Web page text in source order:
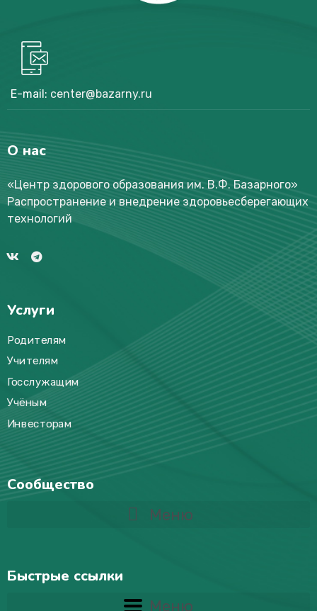
E-mail: center@bazarny.ru
О нас
«Центр здорового образования им. В.Ф. Базарного»
Распространение и внедрение здоровьесберегающих
технологий
Услуги
Родителям
Учителям
Госслужащим
Учёным
Инвесторам
Сообщество
Меню
Быстрые ссылки
Меню